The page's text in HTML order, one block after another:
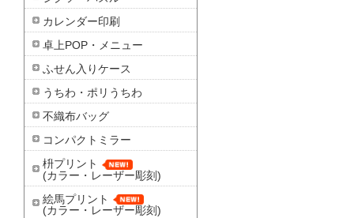
カレンダー印刷
卓上POP・メニュー
ふせん入りケース
うちわ・ポリうちわ
不織布バッグ
コンパクトミラー
枡プリント
(カラー・レーザー彫刻)
絵馬プリント
(カラー・レーザー彫刻)